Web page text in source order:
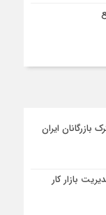
ایران
بازار کار